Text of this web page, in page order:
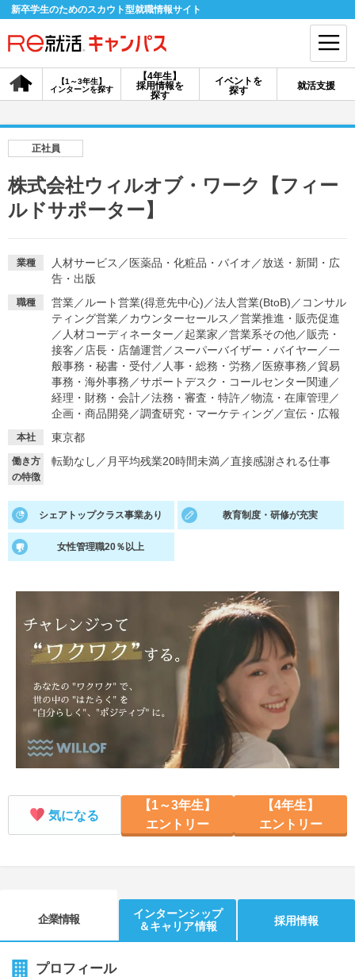
新卒学生のためのスカウト型就職情報サイト
【4年生】
採用情報を
探す
【1～3年生】
インターンを探す
イベントを
探す
就活支援
会員登録 ログイン
就活ノウハウ・サポート
就活支援
就活ノウハウが満載！
就活コラム
お役立ち記事・相談室など
適職診断
あなたに合う仕事を診断！ 動画で対策講座をチェック
就活ニュースペーパー よくある質問
正社員
株式会社ウィルオブ・ワーク【フィー
ルドサポーター】
業種 人材サービス ／ 医薬品・化粧品・バイオ ／放送・新聞・広
告・出版
職種 営業／ ルート営業(得意先中心) ／法人営業(BtoB) ／ コンサル
ティング営業／カウンターセールス ／営業推進・販売促進
／ 人材コーディネーター ／起業家 ／営業系その他／販売・
接客 ／ 店長・店舗運営／ スーパーバイザー・バイヤー ／一
般事務・秘書・受付／ 人事・総務・労務 ／ 医療事務 ／貿易
事務・海外事務 ／サポートデスク・コールセンター関連 ／
経理・財務・会計／法務・審査・特許／物流・在庫管理 ／
企画・商品開発 ／調査研究・マーケティング／宣伝・広報
本社 東京都
働き方
の特徴
転勤なし ／ 月平均残業20時間未満／直接感謝される仕事
シェアトップクラス事業あり 教育制度・研修が充実
女性管理職20％以上
気になる
【1～3年生】
エントリー
【4年生】
エントリー
企業情報
インターンシップ
＆キャリア情報
採用情報
プロフィール